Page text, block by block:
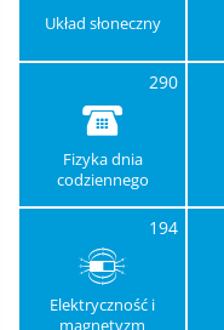
Układ słoneczny
290
Fizyka dnia
codziennego
194
Elektryczność i
magnetyzm